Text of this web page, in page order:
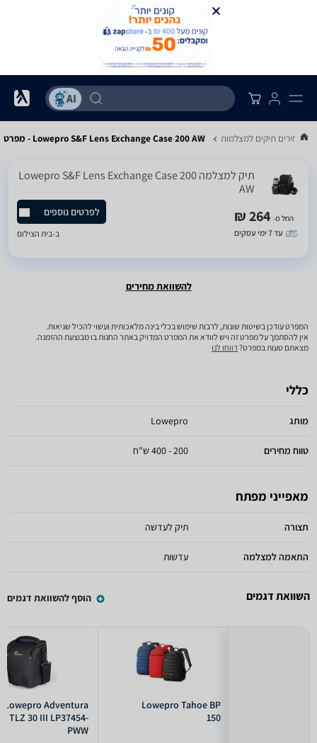
מחירים תיקים למצלמות Lowepro S&F Lens Exchange Case 200 AW - מפרט
תיק למצלמה Lowepro S&F Lens Exchange Case 200
AW
החל מ- 264 ₪
עד 7 ימי עסקים
לפרטים נוספים
ב-בית הצילום
להשוואת מחירים
המפרט עודכן בשיטות שונות, לרבות שימוש בכלי בינה מלאכותית ועשוי להכיל שגיאות.
אין להסתמך על מפרט זה ויש לוודא את המפרט המדויק באתר החנות בו מבוצעת ההזמנה.
מצאתם טעות במפרט?דווחו לנו
כללי
מותג Lowepro
טווח מחירים 200 - 400 ש"ח
מאפייני מפתח
תצורה תיק לעדשה
התאמה למצלמה עדשות
השוואת דגמים הוסף להשוואת דגמים
Lowepro Tahoe BP
150
Lowepro Adventura
TLZ 30 III LP37454-
PWW